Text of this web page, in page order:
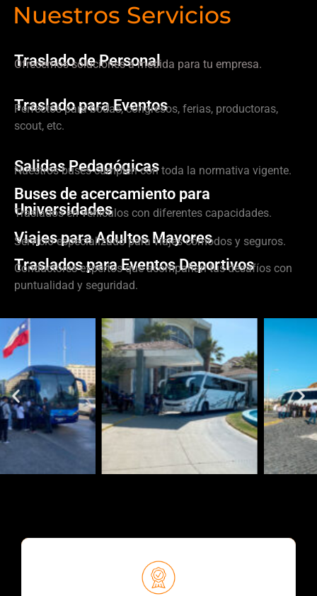
Nuestros Servicios
Traslado de Personal
Ofrecemos soluciones a medida para tu empresa.
Traslado para Eventos
Perfectos para bodas, congresos, ferias, productoras,
scout, etc.
Salidas Pedagógicas
Nuestros buses cumplen con toda la normativa vigente.
Buses de acercamiento para
Universidades
Traslados en vehículos con diferentes capacidades.
Viajes para Adultos Mayores
Servicio especializado para viajes cómodos y seguros.
Traslados para Eventos Deportivos
Conductores expertos que acompañan tus desafíos con
puntualidad y seguridad.